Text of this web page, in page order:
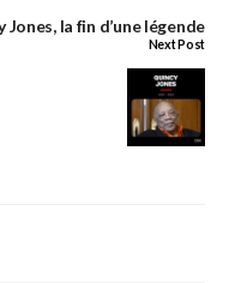
Jones, la fin d’une légende
Next Post